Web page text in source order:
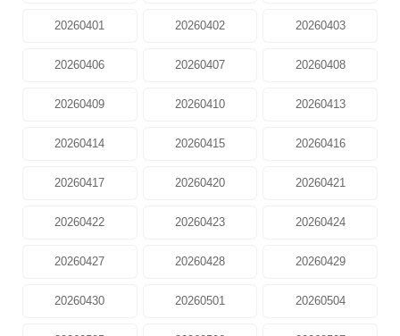
20260401 20260402 20260403
20260406 20260407 20260408
20260409 20260410 20260413
20260414 20260415 20260416
20260417 20260420 20260421
20260422 20260423 20260424
20260427 20260428 20260429
20260430 20260501 20260504